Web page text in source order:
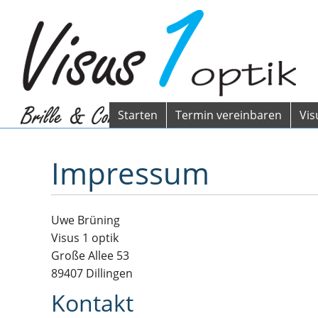
Starten Termin vereinbaren
Impressum
Uwe Brüning
Visus 1 optik
Große Allee 53
89407 Dillingen
Kontakt